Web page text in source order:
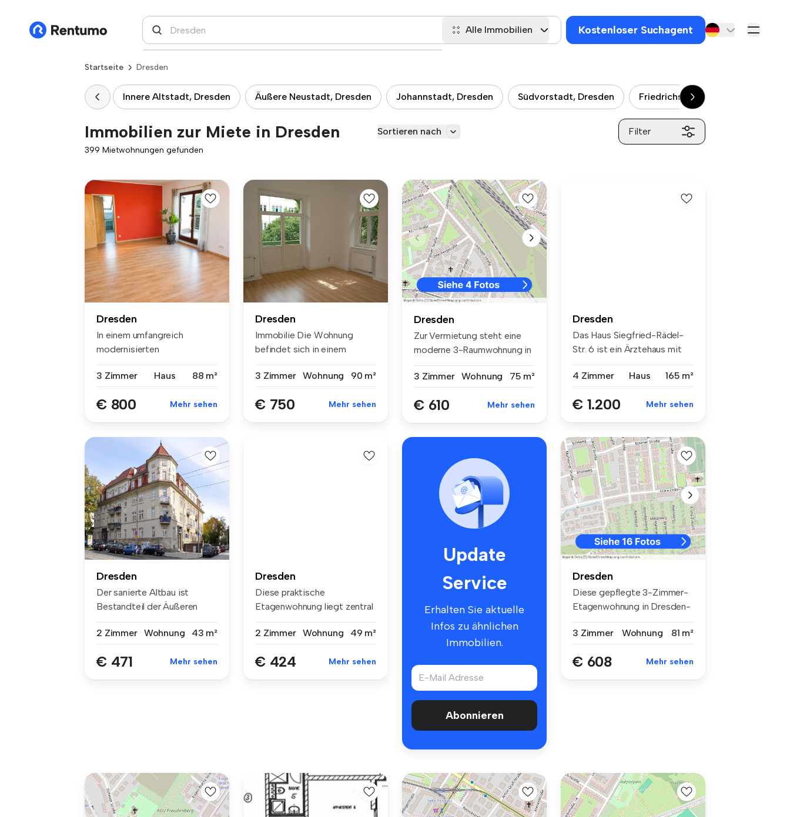
Alle Immobilien Kostenloser Suchagent
Startseite Dresden
Innere Altstadt, Dresden Äußere Neustadt, Dresden Johannstadt, Dresden Südvorstadt, Dresden Friedrichstadt, Dresden
Immobilien zur Miete in Dresden Sortieren nach Filter
399 Mietwohnungen gefunden
Dresden
In einem umfangreich
modernisierten
3 Zimmer
Haus 88 m²
€ 800 Mehr sehen
Dresden
Immobilie Die Wohnung
befindet sich in einem
3 Zimmer
Wohnung 90 m²
€ 750 Mehr sehen
Dresden
Zur Vermietung steht eine
moderne 3-Raumwohnung in
3 Zimmer
Wohnung 75 m²
€ 610 Mehr sehen
Dresden
Das Haus Siegfried-Rädel-
Str. 6 ist ein Ärztehaus mit
4 Zimmer
Haus 165 m²
€ 1.200 Mehr sehen
Dresden
Der sanierte Altbau ist
Bestandteil der Äußeren
2 Zimmer Wohnung 43 m²
€ 471 Mehr sehen
Dresden
Diese praktische
Etagenwohnung liegt zentral
2 Zimmer Wohnung 49 m²
€ 424 Mehr sehen
Update
Service
Erhalten Sie aktuelle
Infos zu ähnlichen
Immobilien.
Abonnieren
Dresden
Diese gepflegte 3-Zimmer-
Etagenwohnung in Dresden-
3 Zimmer
Wohnung 81 m²
€ 608 Mehr sehen